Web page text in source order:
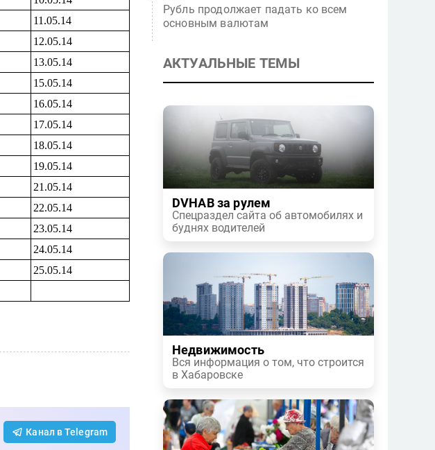
11.05.14
12.05.14
13.05.14
15.05.14
16.05.14
17.05.14
18.05.14
19.05.14
21.05.14
22.05.14
23.05.14
24.05.14
25.05.14
Канал в Telegram
Рубль продолжает падать ко всем
основным валютам
АКТУАЛЬНЫЕ ТЕМЫ
DVHAB за рулем
Спецраздел сайта об автомобилях и
буднях водителей
Недвижимость
Вся информация о том, что строится
в Хабаровске